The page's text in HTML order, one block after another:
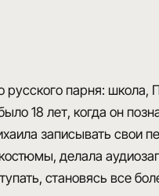
парня: школа,
18 лет, когда он
записывать свои
делала
становясь все